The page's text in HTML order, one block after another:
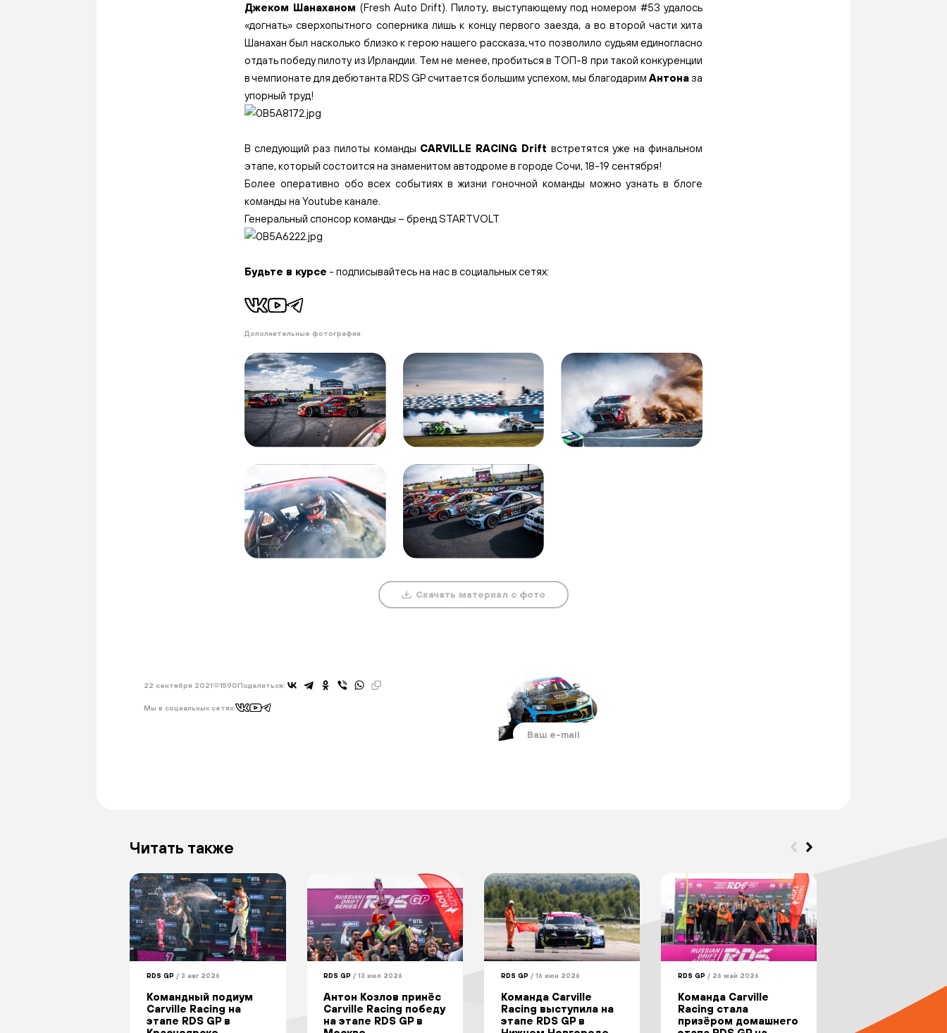
Джеком Шанаханом (Fresh Auto Drift). Пилоту, выступающему под номером #53 удалось
«догнать» сверхопытного соперника лишь к концу первого заезда, а во второй части хита
Шанахан был насколько близко к герою нашего рассказа, что позволило судьям единогласно
отдать победу пилоту из Ирландии. Тем не менее, пробиться в ТОП-8 при такой конкуренции
в чемпионате для дебютанта RDS GP считается большим успехом, мы благодаримАнтона за
упорный труд!
В следующий раз пилоты команды CARVILLE RACING Drift встретятся уже на финальном
этапе, который состоится на знаменитом автодроме в городе Сочи, 18-19 сентября!
Более оперативно обо всех событиях в жизни гоночной команды можно узнать вблоге
команды на Youtube канале.
Генеральный спонсор команды – бренд STARTVOLT
Будьте в курсе - подписывайтесь на нас в социальных сетях:
Дополнительные фотографии
Скачать материал с фото
22 сентября 2021 1590Поделиться:
Мы в социальных сетях:
Читать также
RDS GP / 3 авг 2026
Командный подиум
Carville Racing на
этапе RDS GP в
RDS GP / 13 июл 2026
Антон Козлов принёс
Carville Racing победу
на этапе RDS GP в
RDS GP / 16 июн 2026
Команда Carville
Racing выступила на
этапе RDS GP в
RDS GP / 26 май 2026
Команда Carville
Racing стала
призёром домашнего
Команда Carville
Racing начала
сезон